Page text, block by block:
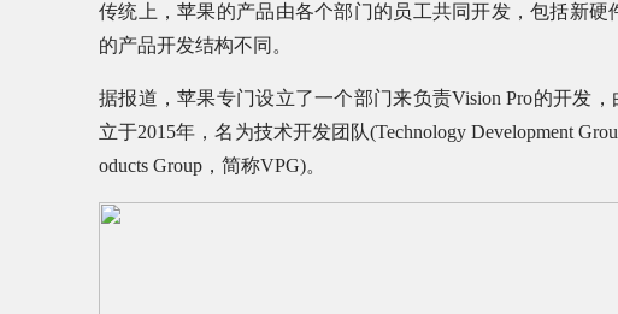
传统上，苹果的产品由各个部门的员工共同开发，包括新
的产品开发结构不同。
据报道，苹果专门设立了一个部门来负责Vision Pro的开发
立于2015年，名为技术开发团队(Technology Development
oducts Group，简称VPG)。